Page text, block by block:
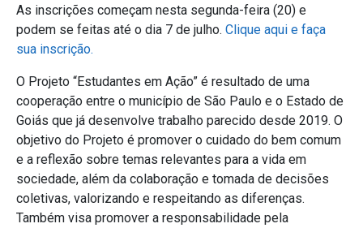
As inscrições começam nesta segunda-feira (20) e
podem se feitas até o dia 7 de julho. Clique aqui e faça
sua inscrição.
O Projeto “Estudantes em Ação” é resultado de uma
cooperação entre o município de São Paulo e o Estado de
Goiás que já desenvolve trabalho parecido desde 2019. O
objetivo do Projeto é promover o cuidado do bem comum
e a reflexão sobre temas relevantes para a vida em
sociedade, além da colaboração e tomada de decisões
coletivas, valorizando e respeitando as diferenças.
Também visa promover a responsabilidade pela